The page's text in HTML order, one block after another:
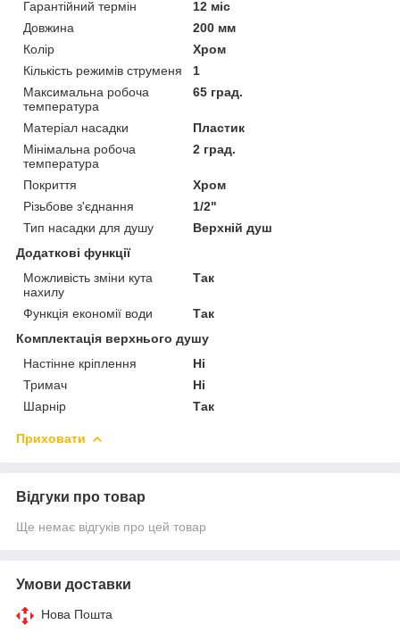
Гарантійний термін
12 міс
Довжина
200 мм
Колір
Хром
Кількість режимів струменя
1
Максимальна робоча
температура
65 град.
Матеріал насадки
Пластик
Мінімальна робоча
температура
2 град.
Покриття
Хром
Різьбове з'єднання
1/2"
Тип насадки для душу
Верхній душ
Додаткові функції
Можливість зміни кута
нахилу
Так
Функція економії води
Так
Комплектація верхнього душу
Настінне кріплення
Ні
Тримач
Ні
Шарнір
Так
Приховати
Відгуки про товар
Ще немає відгуків про цей товар
Умови доставки
Нова Пошта